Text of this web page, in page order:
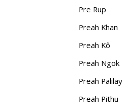
Pre Rup
Preah Khan
Preah Kô
Preah Ngok
Preah Palilay
Preah Pithu